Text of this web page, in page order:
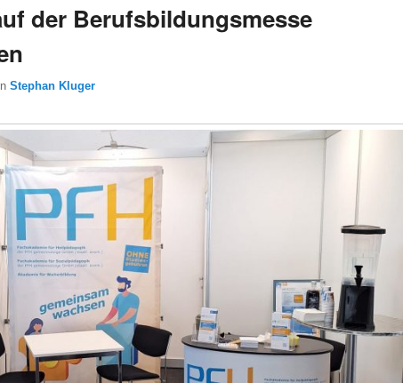
der Berufsbildungsmesse
Stephan Kluger